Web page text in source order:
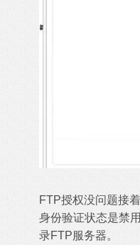
FTP授权没问题接
身份验证状态是禁
录FTP服务器。